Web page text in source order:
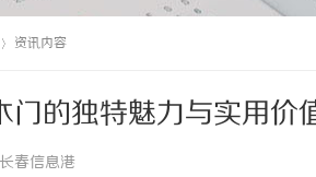
资讯内容
门的独特魅力与实用价
春信息港